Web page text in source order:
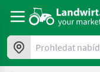
Prohledat nabídky